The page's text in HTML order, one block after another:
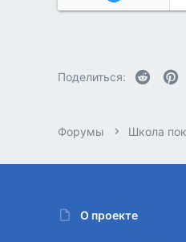
Поделиться: Reddit
Форумы Школа
О проекте